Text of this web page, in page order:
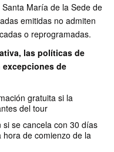
María de la Sede de
emitidas no admiten
o reprogramadas.
las políticas de
de
gratuita si la
del tour
se cancela con 30 días
de comienzo de la